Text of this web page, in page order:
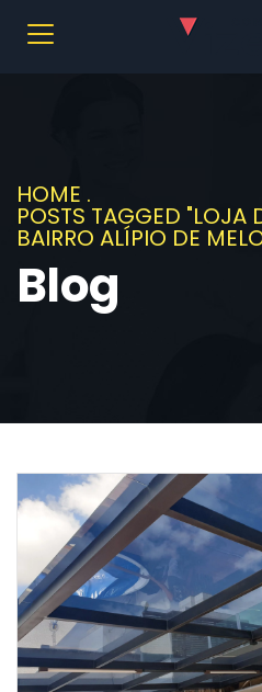
HOME .
POSTS TAGGED "LOJA
BAIRRO ALÍPIO DE
Blog